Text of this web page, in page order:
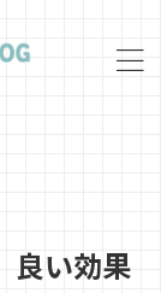
良い効果